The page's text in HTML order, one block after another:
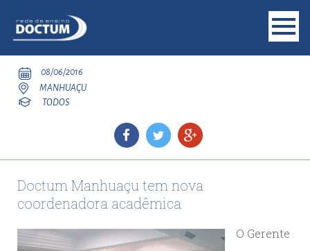
08/06/2016
MANHUAÇU
TODOS
Doctum Manhuaçu tem nova
coordenadora acadêmica
O Gerente